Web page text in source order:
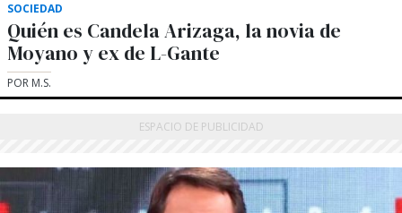
SOCIEDAD
Quién es Candela Arizaga, la novia de
Moyano y ex de L-Gante
POR M.S.